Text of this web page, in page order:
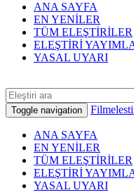
ANA SAYFA
EN YENİLER
TÜM ELEŞTİRİLER
ELEŞTİRİ
YASAL UYARI
Toggle navigation
ANA SAYFA
EN YENİLER
TÜM ELEŞTİRİLER
ELEŞTİRİ
YASAL UYARI